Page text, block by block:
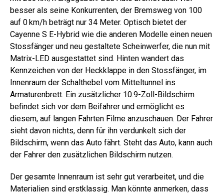
besser als seine Konkurrenten, der Bremsweg von 100
auf 0 km/h beträgt nur 34 Meter. Optisch bietet der
Cayenne S E-Hybrid wie die anderen Modelle einen neuen
Stossfänger und neu gestaltete Scheinwerfer, die nun mit
Matrix-LED ausgestattet sind. Hinten wandert das
Kennzeichen von der Heckklappe in den Stossfänger, im
Innenraum der Schalthebel vom Mitteltunnel ins
Armaturenbrett. Ein zusätzlicher 10.9-Zoll-Bildschirm
befindet sich vor dem Beifahrer und ermöglicht es
diesem, auf langen Fahrten Filme anzuschauen. Der Fahrer
sieht davon nichts, denn für ihn verdunkelt sich der
Bildschirm, wenn das Auto fährt. Steht das Auto, kann auch
der Fahrer den zusätzlichen Bildschirm nutzen.
Der gesamte Innenraum ist sehr gut verarbeitet, und die
Materialien sind erstklassig. Man könnte anmerken, dass